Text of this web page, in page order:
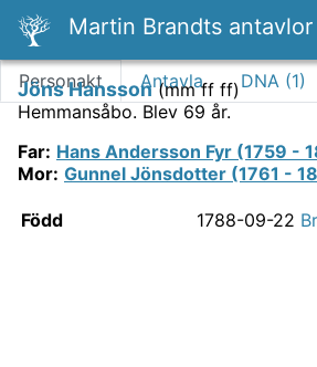
Martin Brandts antavlor
Personakt Antavla DNA (1)
Jöns Hansson (mm ff ff)
Hemmansåbo. Blev 69 år.
Far: Hans Andersson Fyr (1759 -
Mor: Gunnel Jönsdotter (1761 -
Född 1788-09-22